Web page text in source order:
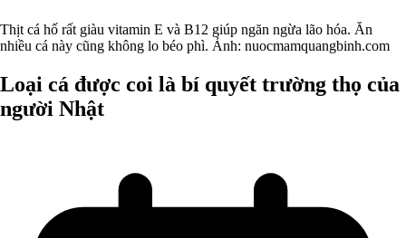
Thịt cá hố rất giàu vitamin E và B12 giúp ngăn ngừa lão hóa. Ăn
nhiều cá này cũng không lo béo phì. Ảnh: nuocmamquangbinh.com
Loại cá được coi là bí quyết trường thọ của
người Nhật